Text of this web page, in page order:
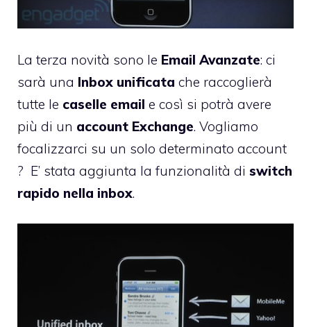
La terza novità sono le Email Avanzate: ci
sarà una Inbox unificata che raccoglierà
tutte le caselle email e così si potrà avere
più di un account Exchange. Vogliamo
focalizzarci su un solo determinato account
? E’ stata aggiunta la funzionalità di switch
rapido nella inbox.